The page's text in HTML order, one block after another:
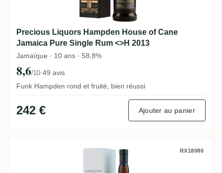
Precious Liquors Hampden House of Cane
Jamaica Pure Single Rum <>H 2013
Jamaïque · 10 ans · 58,8%
8,6/10·49 avis
Funk Hampden rond et fruité, bien réussi
242 € Ajouter au panier
Precious Liquors Hampden Jamaican
RX18086